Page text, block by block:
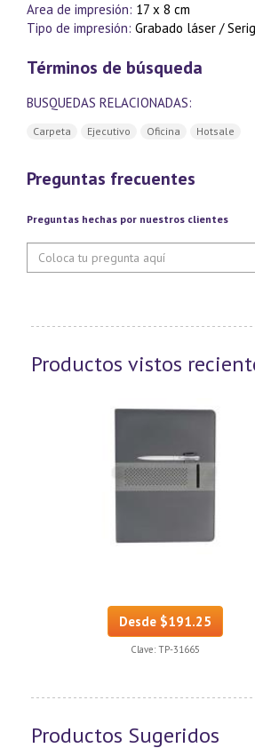
Area de impresión: 17 x 8 cm
Tipo de impresión: Grabado láser /
Términos de búsqueda
BUSQUEDAS RELACIONADAS:
Carpeta Ejecutivo Oficina Hotsale
Preguntas frecuentes
Preguntas hechas por nuestros clientes
Productos vistos
Desde $191.25
Clave: TP-31665
Productos Sugeridos